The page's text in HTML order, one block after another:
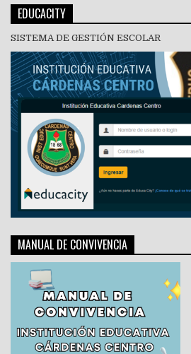
EDUCACITY
SISTEMA DE GESTIÓN ESCOLAR
MANUAL DE CONVIVENCIA